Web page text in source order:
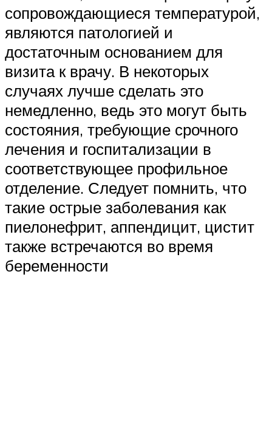
сопровождающиеся температурой,
являются патологией и
достаточным основанием для
визита к врачу. В некоторых
случаях лучше сделать это
немедленно, ведь это могут быть
состояния, требующие срочного
лечения и госпитализации в
соответствующее профильное
отделение. Следует помнить, что
такие острые заболевания как
пиелонефрит, аппендицит, цистит
также встречаются во время
беременности